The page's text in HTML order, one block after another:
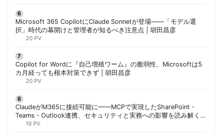
Microsoft 365 CopilotにClaude Sonnetが登場——「モデル選
択」時代の幕開けと管理者が知るべき注意点 | 胡田昌彦
20 PV
Copilot for Wordに『自己増殖ワーム』の脆弱性、Microsoftは5
カ月経っても根本対策できず | 胡田昌彦
20 PV
ClaudeがM365に接続可能に——MCPで実現したSharePoint・
Teams・Outlook連携、セキュリティと実務への影響を読み解く |
胡田昌彦
19 PV